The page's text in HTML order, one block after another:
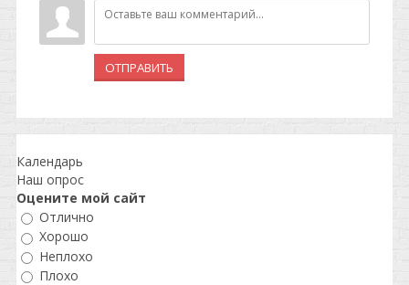
ОТПРАВИТЬ
Календарь
Наш опрос
Оцените мой сайт
Отлично
Хорошо
Неплохо
Плохо